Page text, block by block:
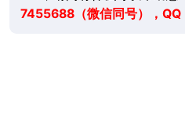
7455688（微信同号），